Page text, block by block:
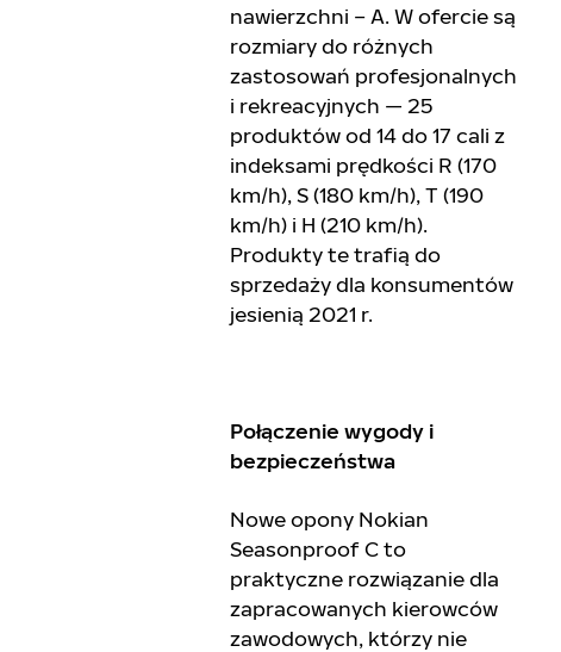
nawierzchni – A. W ofercie są
rozmiary do różnych
zastosowań profesjonalnych
i rekreacyjnych — 25
produktów od 14 do 17 cali z
indeksami prędkości R (170
km/h), S (180 km/h), T (190
km/h) i H (210 km/h).
Produkty te trafią do
sprzedaży dla konsumentów
jesienią 2021 r.
Połączenie wygody i
bezpieczeństwa
Nowe opony Nokian
Seasonproof C to
praktyczne rozwiązanie dla
zapracowanych kierowców
zawodowych, którzy nie